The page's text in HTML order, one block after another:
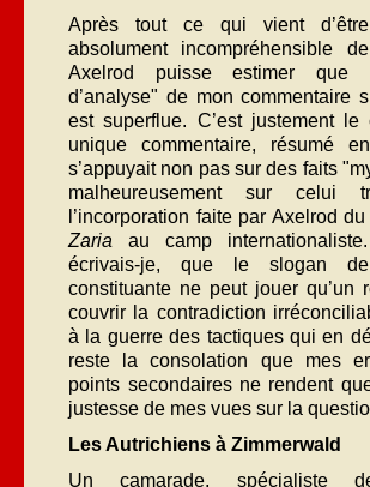
Après tout ce qui vient
absolument incompréhensible
Axelrod puisse estimer que
d’analyse" de mon commentaire
est superflue. C’est justement le
unique commentaire, résumé
s’appuyait non pas sur des faits
malheureusement sur celui
l’incorporation faite par Axelrod
Zaria au camp
écrivais-je, que le slogan de
constituante ne peut jouer
couvrir la contradiction
à la guerre des tactiques qui en
reste la consolation que mes
points secondaires ne rendent
justesse de mes vues sur la
Les Autrichiens à Zimmerwald
Un camarade, spécialiste